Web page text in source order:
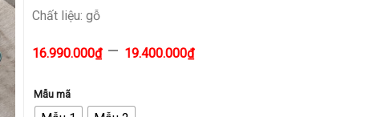
Chất liệu: gỗ
16.990.000₫– 19.400.000₫
Mẫu mã